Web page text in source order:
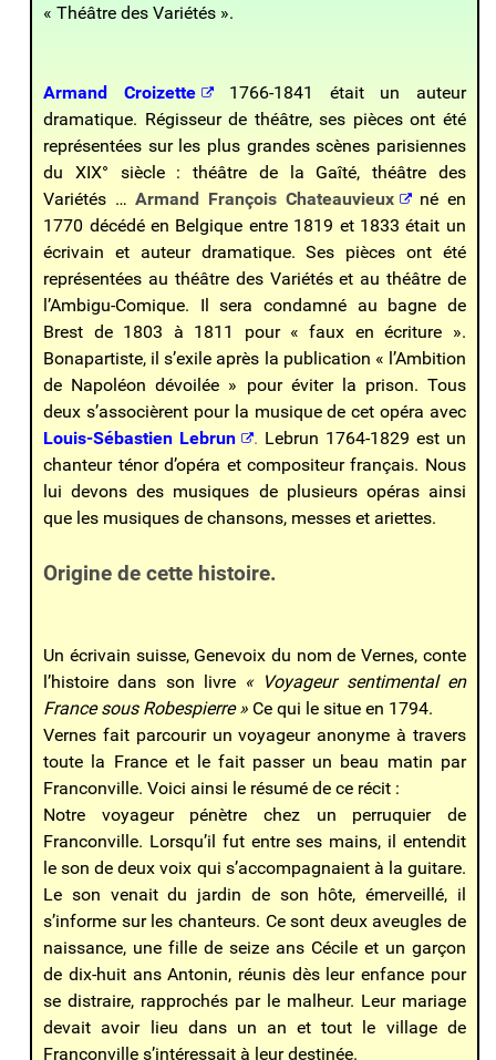
« Théâtre des Variétés ».
Armand Croizette
1766-1841 était un auteur
dramatique. Régisseur de théâtre, ses pièces ont été
représentées sur les plus grandes scènes parisiennes
du XIX° siècle : théâtre de la Gaîté, théâtre des
Variétés … Armand François Chateauvieux
né en
1770 décédé en Belgique entre 1819 et 1833 était un
écrivain et auteur dramatique. Ses pièces ont été
représentées au théâtre des Variétés et au théâtre de
l’Ambigu-Comique. Il sera condamné au bagne de
Brest de 1803 à 1811 pour « faux en écriture ».
Bonapartiste, il s’exile après la publication « l’Ambition
de Napoléon dévoilée » pour éviter la prison. Tous
deux s’associèrent pour la musique de cet opéra avec
Louis-Sébastien Lebrun
. Lebrun 1764-1829 est un
chanteur ténor d’opéra et compositeur français. Nous
lui devons des musiques de plusieurs opéras ainsi
que les musiques de chansons, messes et ariettes.
Origine de cette histoire.
Un écrivain suisse, Genevoix du nom de Vernes, conte
l’histoire dans son livre « Voyageur sentimental en
France sous Robespierre » Ce qui le situe en 1794.
Vernes fait parcourir un voyageur anonyme à travers
toute la France et le fait passer un beau matin par
Franconville. Voici ainsi le résumé de ce récit :
Notre voyageur pénètre chez un perruquier de
Franconville. Lorsqu’il fut entre ses mains, il entendit
le son de deux voix qui s’accompagnaient à la guitare.
Le son venait du jardin de son hôte, émerveillé, il
s’informe sur les chanteurs. Ce sont deux aveugles de
naissance, une fille de seize ans Cécile et un garçon
de dix-huit ans Antonin, réunis dès leur enfance pour
se distraire, rapprochés par le malheur. Leur mariage
devait avoir lieu dans un an et tout le village de
Franconville s’intéressait à leur destinée.